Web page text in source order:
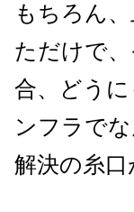
もちろん
ただけで
合、どう
ンフラで
解決の糸